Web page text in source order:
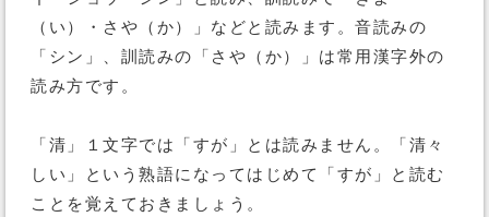
（い）・さや（か）」などと読みます。音読みの
「シン」、訓読みの「さや（か）」は常用漢字外の
読み方です。
「清」１文字では「すが」とは読みません。「清々
しい」という熟語になってはじめて「すが」と読む
ことを覚えておきましょう。